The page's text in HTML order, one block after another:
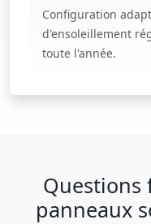
Configuration
d'ensoleillement
toute l'année.
Questions
panneaux